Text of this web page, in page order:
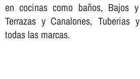
en cocinas como baños, Bajos
Terrazas y Canalones, Tuberias
todas las marcas.